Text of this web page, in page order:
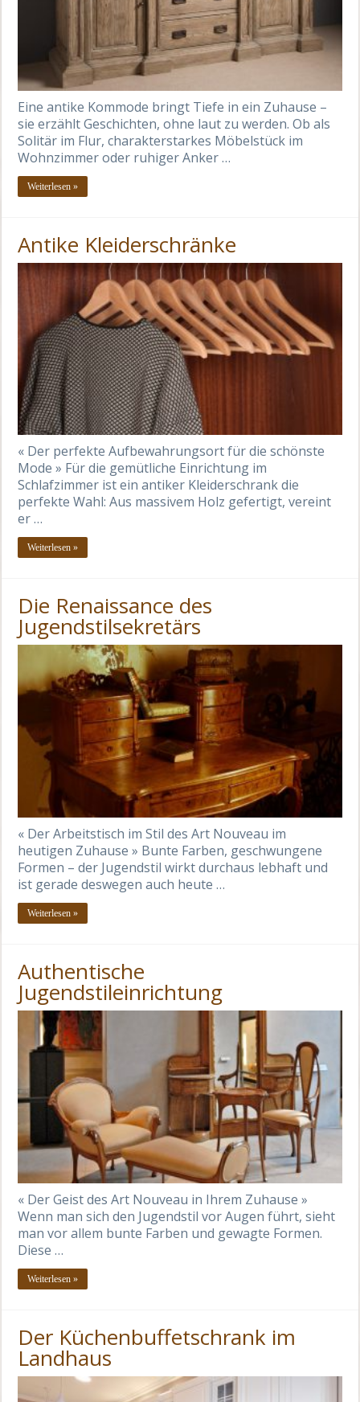
Eine antike Kommode bringt Tiefe in ein Zuhause –
sie erzählt Geschichten, ohne laut zu werden. Ob als
Solitär im Flur, charakterstarkes Möbelstück im
Wohnzimmer oder ruhiger Anker …
Weiterlesen »
Antike Kleiderschränke
« Der perfekte Aufbewahrungsort für die schönste
Mode » Für die gemütliche Einrichtung im
Schlafzimmer ist ein antiker Kleiderschrank die
perfekte Wahl: Aus massivem Holz gefertigt, vereint
er …
Weiterlesen »
Die Renaissance des
Jugendstilsekretärs
« Der Arbeitstisch im Stil des Art Nouveau im
heutigen Zuhause » Bunte Farben, geschwungene
Formen – der Jugendstil wirkt durchaus lebhaft und
ist gerade deswegen auch heute …
Weiterlesen »
Authentische
Jugendstileinrichtung
« Der Geist des Art Nouveau in Ihrem Zuhause »
Wenn man sich den Jugendstil vor Augen führt, sieht
man vor allem bunte Farben und gewagte Formen.
Diese …
Weiterlesen »
Der Küchenbuffetschrank im
Landhaus